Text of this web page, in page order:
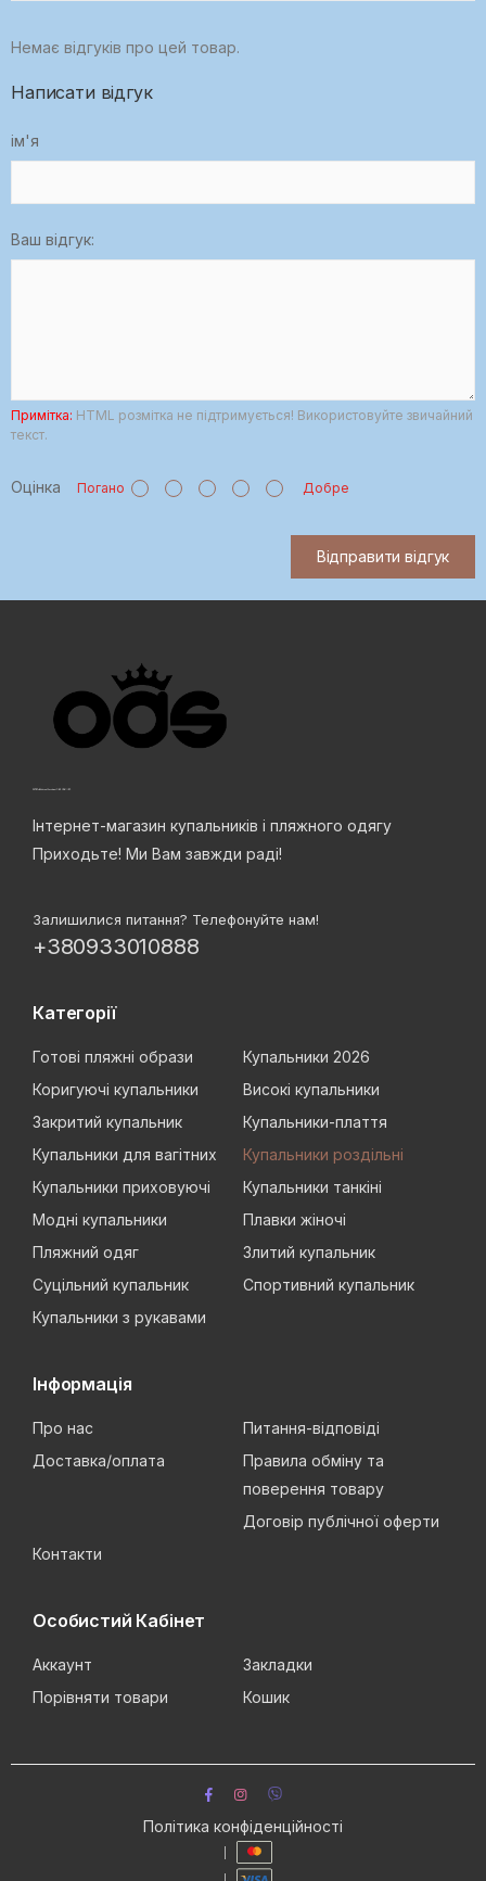
Немає відгуків про цей товар.
Написати відгук
ім'я
Ваш відгук:
Примітка: HTML розмітка не підтримується! Використовуйте звичайний
текст.
Оцінка Погано Добре
Відправити відгук
Інтернет-магазин купальників і пляжного одягу
Приходьте! Ми Вам завжди раді!
Залишилися питання? Телефонуйте нам!
+380933010888
Категорії
Готові пляжні образи
Купальники 2026
Коригуючі купальники
Високі купальники
Закритий купальник
Купальники-плаття
Купальники для вагітних
Купальники роздільні
Купальники приховуючі
Купальники танкіні
Модні купальники
Плавки жіночі
Пляжний одяг
Злитий купальник
Суцільний купальник
Спортивний купальник
Купальники з рукавами
Інформація
Про нас
Питання-відповіді
Доставка/оплата
Правила обміну та
поверення товару
Договір публічної оферти
Контакти
Особистий Кабінет
Аккаунт
Закладки
Порівняти товари
Кошик
Політика конфіденційності